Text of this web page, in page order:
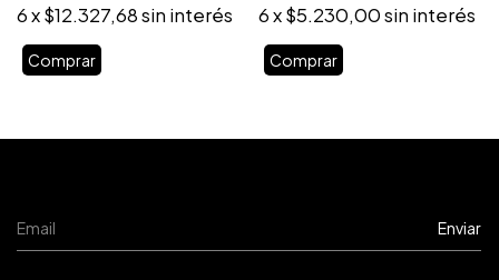
6x$12.327,68sin interés
Comprar
6x$5.230,00sin interés
Comprar